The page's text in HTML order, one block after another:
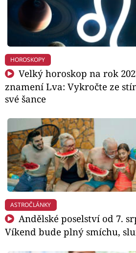
HOROSKOPY
Velký horoskop na rok
znamení Lva: Vykročte ze
své šance
ASTROČLÁNKY
Andělské poselství od 7.
Víkend bude plný smíchu,